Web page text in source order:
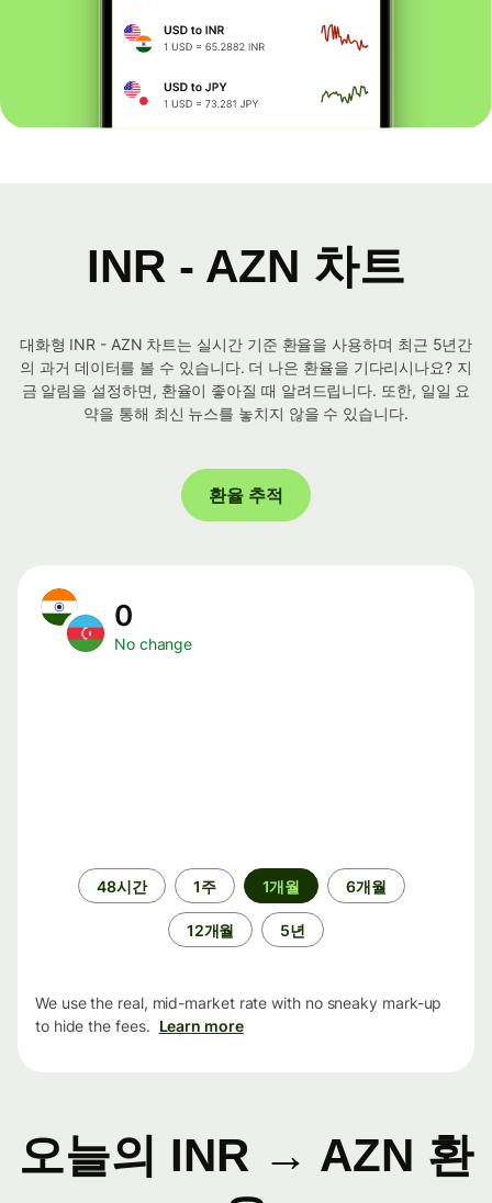
INR - AZN 차트
대화형 INR - AZN 차트는 실시간 기준 환율을 사용하며 최근 5년간
의 과거 데이터를 볼 수 있습니다. 더 나은 환율을 기다리시나요? 지
금 알림을 설정하면, 환율이 좋아질 때 알려드립니다. 또한, 일일 요
약을 통해 최신 뉴스를 놓치지 않을 수 있습니다.
환율 추적
0
No change
48시간 1주 1개월 6개월
12개월 5년
We use the real, mid-market rate with no sneaky mark-up
to hide the fees. Learn more
오늘의 INR → AZN 환